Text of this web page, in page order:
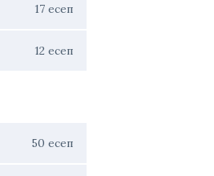
17 есеп
12 есеп
50 есеп